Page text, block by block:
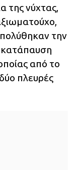
της νύχτας,
την
κατάπαυση
από το
πλευρές